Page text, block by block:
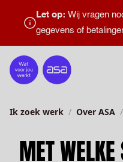
Let op: Wij vragen
gegevens of
Home
Ik zoek werk Over ASA
MET WELKE